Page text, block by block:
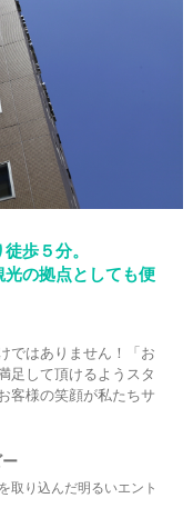
歩５分。
光の拠点としても便
ではありません！「お
足して頂けるようスタ
客様の笑顔が私たちサ
取り込んだ明るいエント